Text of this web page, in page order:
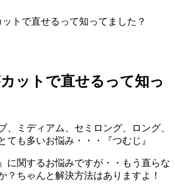
トで直せるって知ってました？
ットで直せるって知っ
、ミディアム、セミロング、ロング、
ても多いお悩み・・・『つむじ』
に関するお悩みですが・・もう直らな
？ちゃんと解決方法はありますよ！